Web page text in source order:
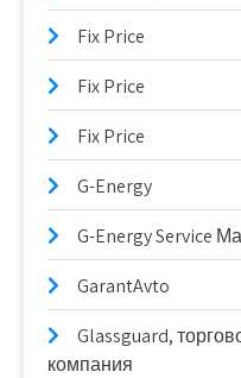
Fix Price
Fix Price
Fix Price
G-Energy
G-Energy Service
GarantAvto
Glassguard,
компания